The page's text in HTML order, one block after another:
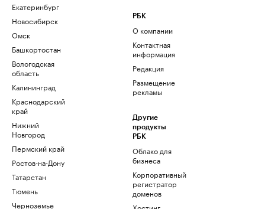
Екатеринбург
Новосибирск
Омск
Башкортостан
Вологодская
область
Калининград
Краснодарский
край
Нижний
Новгород
Пермский край
Ростов-на-Дону
Татарстан
Тюмень
Черноземье
РБК
О компании
Контактная
информация
Редакция
Размещение
рекламы
Другие
продукты
РБК
Облако для
бизнеса
Корпоративный
регистратор
доменов